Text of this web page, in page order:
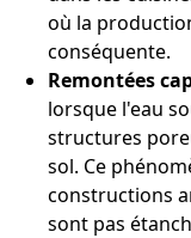
où la
conséquente.
Remontées
lorsque l'eau
structures
sol. Ce
constructions
sont pas